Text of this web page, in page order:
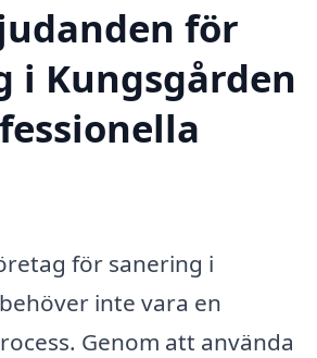
för
i Kungsgården
för sanering i
inte vara en
Genom att använda